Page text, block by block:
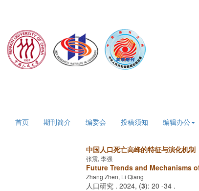
首页 期刊简介 编委会 投稿须知 编辑办公
中国人口死亡高峰的特征与演化机制
张震, 李强
Future Trends and Mechanisms
Zhang Zhen, Li Qiang
人口研究 . 2024, (3): 20 -34 .